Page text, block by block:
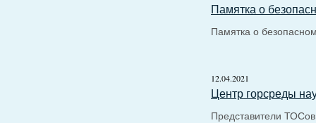
Памятка о
Памятка о
12.04.2021
Центр горсреды
Представители